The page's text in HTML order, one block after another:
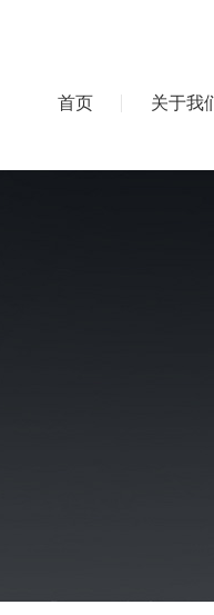
首页 关于我